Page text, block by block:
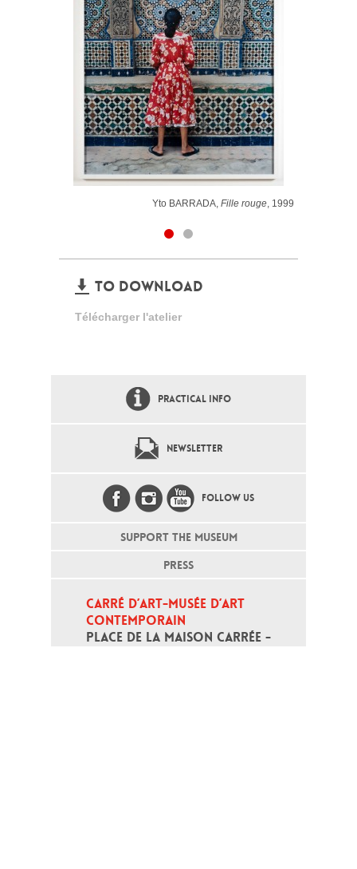
Yto BARRADA, Fille rouge, 1999
TO DOWNLOAD
Télécharger l'atelier
PRACTICAL INFO
NEWSLETTER
FOLLOW US
SUPPORT THE MUSEUM
PRESS
CARRÉ D’ART-MUSÉE D’ART
CONTEMPORAIN
PLACE DE LA MAISON CARRÉE -